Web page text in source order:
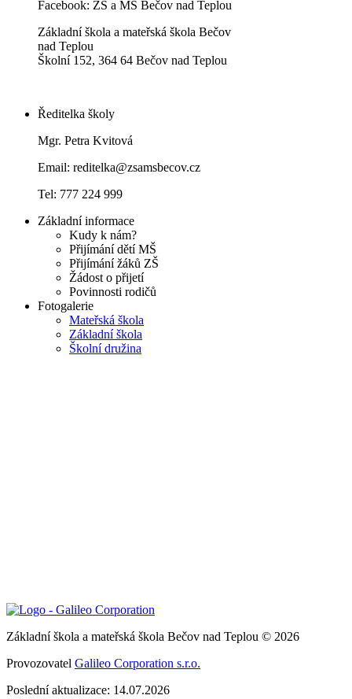
Facebook: ZŠ a MŠ Bečov nad Teplou
Základní škola a mateřská škola Bečov
nad Teplou
Školní 152, 364 64 Bečov nad Teplou
Ředitelka školy
Mgr. Petra Kvitová
Email: reditelka@zsamsbecov.cz
Tel: 777 224 999
Základní informace
Kudy k nám?
Přijímání dětí MŠ
Přijímání žáků ZŠ
Žádost o přijetí
Povinnosti rodičů
Fotogalerie
Mateřská škola
Základní škola
Školní družina
Základní škola a mateřská škola Bečov nad Teplou © 2026
Provozovatel Galileo Corporation s.r.o.
Poslední aktualizace: 14.07.2026